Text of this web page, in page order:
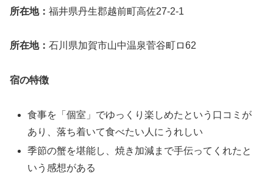
所在地： 福井県丹生郡越前町高佐27-2-1
所在地： 石川県加賀市山中温泉菅谷町ロ62
宿の特徴
食事を「個室」でゆっくり楽しめたという口コミが
あり、落ち着いて食べたい人にうれしい
季節の蟹を堪能し、焼き加減まで手伝ってくれたと
いう感想がある